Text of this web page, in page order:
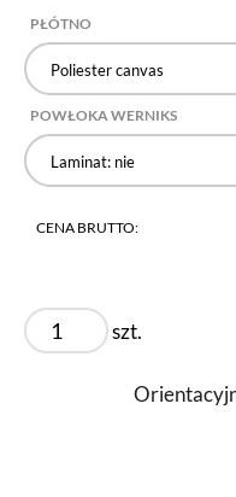
PŁÓTNO
Poliester canvas
POWŁOKA WERNIKS
Laminat: nie
CENA BRUTTO:
szt.